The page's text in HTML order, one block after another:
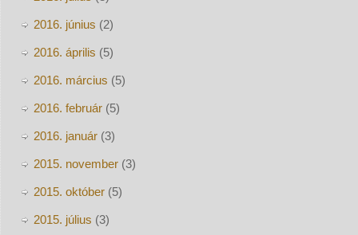
2016. június (2)
2016. április (5)
2016. március (5)
2016. február(5)
2016. január(3)
2015. november(3)
2015. október(5)
2015. július (3)